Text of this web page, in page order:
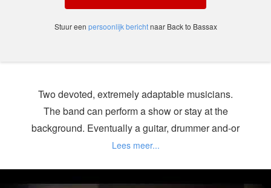
Stuur een persoonlijk berichtnaar Back to Bassax
Two devoted, extremely adaptable musicians.
The band can perform a show or stay at the
background. Eventually a guitar, drummer and-or
singer can be added to the setup.